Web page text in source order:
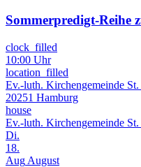
Sommerpredigt-Reihe
clock_filled
10:00 Uhr
location_filled
Ev.-luth. Kirchengemeinde
20251 Hamburg
house
Ev.-luth. Kirchengemeinde
Di.
18.
Aug August